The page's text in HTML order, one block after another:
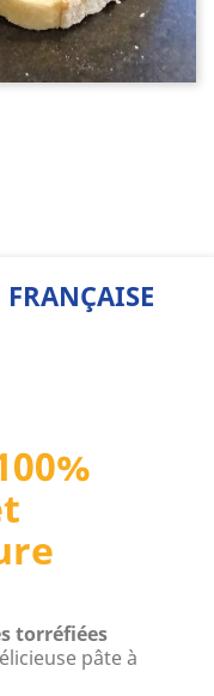
torréfiées
pâte à